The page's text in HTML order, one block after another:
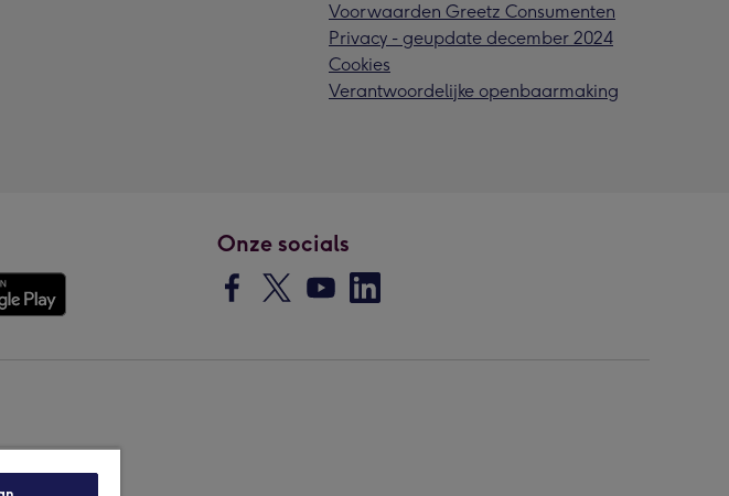
Voorwaarden Greetz Consumenten
Privacy - geupdate december 2024
Cookies
Verantwoordelijke openbaarmaking
Onze socials